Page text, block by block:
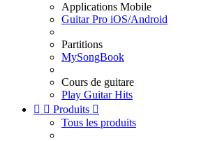
Applications Mobile
Guitar Pro iOS/Android
Partitions
MySongBook
Cours de guitare
Play Guitar Hits
  Produits 
Tous les produits